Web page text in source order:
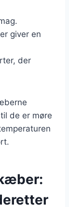
giver en
der
de er møre